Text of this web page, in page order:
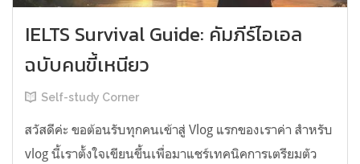
IELTS Survival Guide: คัมภีร์ไอเอล
ฉบับคนขี้เหนียว
Self-study Corner
สวัสดีค่ะ ขอต้อนรับทุกคนเข้าสู่ Vlog แรกของเราค่า สำหรับ
vlog นี้เราตั้งใจเขียนขึ้นเพื่อมาแชร์เทคนิคการเตรียมตัว